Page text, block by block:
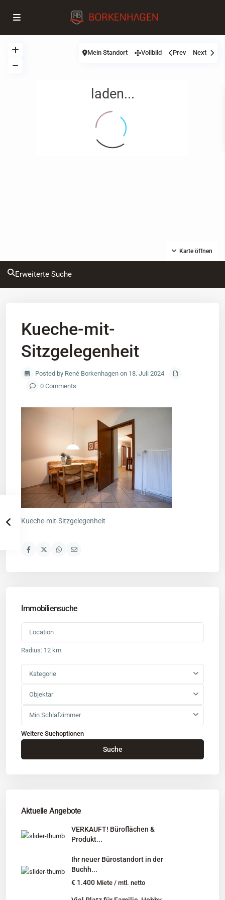
laden...
Karte öffnen
Mein Standort Vollbild Prev Next
Erweiterte Suche
Kueche-mit-
Sitzgelegenheit
Posted by René Borkenhagen on 18. Juli 2024
0 Comments
Kueche-mit-Sitzgelegenheit
Immobiliensuche
Radius: 12 km
Kategorie
Objektar
Min Schlafzimmer
Weitere Suchoptionen
Suche
Aktuelle Angebote
VERKAUFT! Büroflächen &
Produkt...
Ihr neuer Bürostandort in der
Buchh...
€ 1.400 Miete / mtl. netto
Kontakt
: Buchholz in der Nordheide
Unternehmen
Immobilienangebote